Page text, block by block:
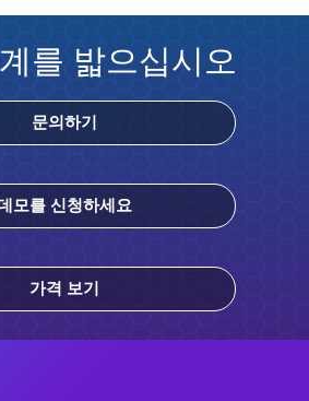
를 밟으십시오
문의하기
모를 신청하세요
가격 보기